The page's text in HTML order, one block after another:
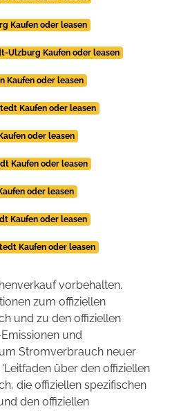
Kaufen oder leasen
Ulzburg Kaufen oder leasen
Kaufen oder leasen
Kaufen oder leasen
oder leasen
Kaufen oder leasen
oder leasen
Kaufen oder leasen
Kaufen oder leasen
vorbehalten.
zum offiziellen
und zu den offiziellen
und
Stromverbrauch neuer
über den offiziellen
die offiziellen spezifischen
den offiziellen